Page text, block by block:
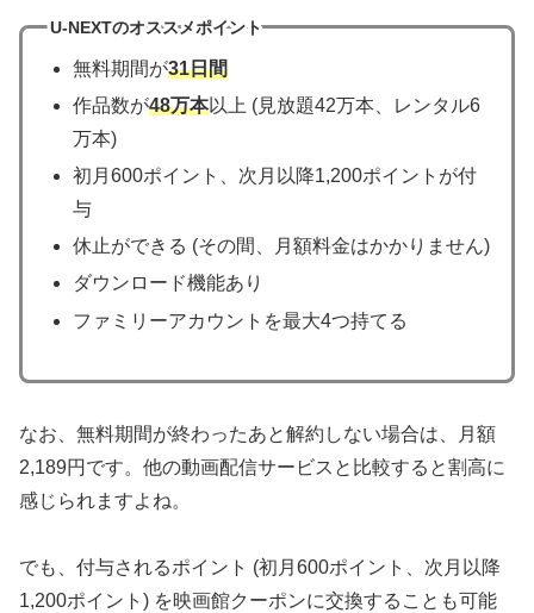
U-NEXTのオススメポイント
無料期間が31日間
作品数が48万本以上 (見放題42万本、レンタル6
万本)
初月600ポイント、次月以降1,200ポイントが付
与
休止ができる (その間、月額料金はかかりません)
ダウンロード機能あり
ファミリーアカウントを最大4つ持てる
なお、無料期間が終わったあと解約しない場合は、月額
2,189円です。他の動画配信サービスと比較すると割高に
感じられますよね。
でも、付与されるポイント (初月600ポイント、次月以降
1,200ポイント) を映画館クーポンに交換することも可能